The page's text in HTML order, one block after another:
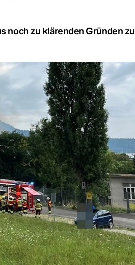
noch zu klärenden Gründen zu